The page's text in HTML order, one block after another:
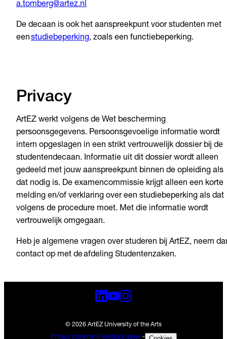
a.tomberg@artez.nl
De decaan is ook het aanspreekpunt voor studenten met
eenstudiebeperking, zoals een functiebeperking.
Privacy
ArtEZ werkt volgens de Wet bescherming
persoonsgegevens. Persoonsgevoelige informatie wordt
intern opgeslagen in een strikt vertrouwelijk dossier bij de
studentendecaan. Informatie uit dit dossier wordt alleen
gedeeld met jouw aanspreekpunt binnen de opleiding als
dat nodig is. De examencommissie krijgt alleen een korte
melding en/of verklaring over een studiebeperking als dat
volgens de procedure moet. Met die informatie wordt
vertrouwelijk omgegaan.
Heb je algemene vragen over studeren bij ArtEZ, neem
contact op met de afdeling Studentenzaken.
© 2026 ArtEZ University of the Arts
Privacy statementFeedback geven-